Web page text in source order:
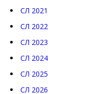
СЛ 2021
СЛ 2022
СЛ 2023
СЛ 2024
СЛ 2025
СЛ 2026